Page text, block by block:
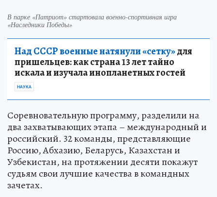
В парке «Патриот» стартовала военно-спортивная игра
«Наследники Победы»
Над СССР военные натянули «сетку»для
пришельцев: как страна 13 лет тайно
искала и изучала инопланетных гостей
НАУКА
Соревновательную программу, разделили на
два захватывающих этапа – международный и
российский. 32 команды, представляющие
Россию, Абхазию, Беларусь, Казахстан и
Узбекистан, на протяжении десяти покажут
судьям свои лучшие качества в командных
зачетах.